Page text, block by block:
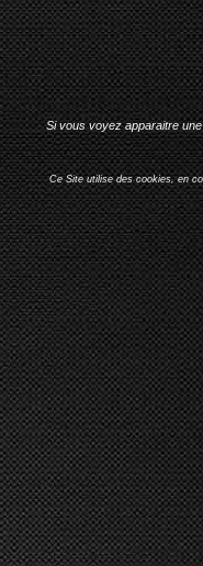
Si vous voyez apparaitre
Ce Site utilise des cookies, en